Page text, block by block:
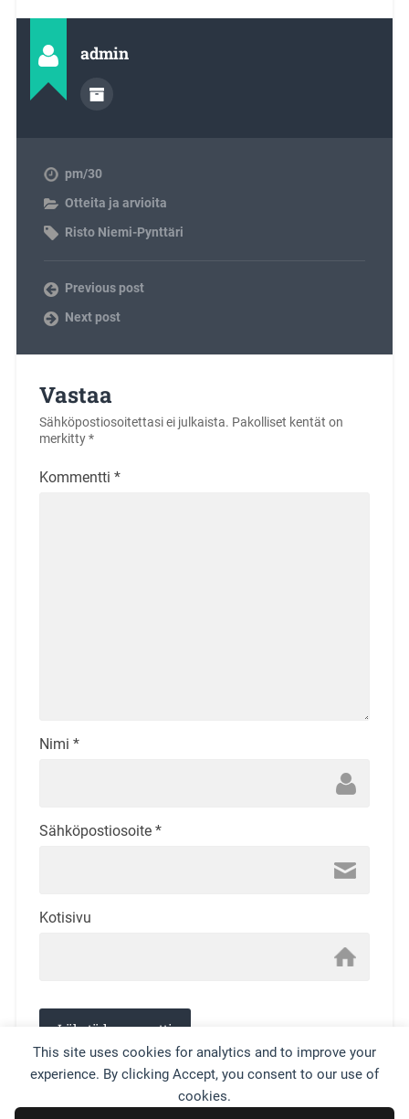
This site uses cookies for analytics and to improve your
experience. By clicking Accept, you consent to our use of
cookies.
admin
pm/30
Otteita ja arvioita
Risto Niemi-Pynttäri
Previous post
Next post
Vastaa
Sähköpostiosoitettasi ei julkaista. Pakolliset kentät on
merkitty*
Kommentti *
Nimi *
Sähköpostiosoite *
Kotisivu
This site uses Akismet to reduce spam.
comment data is processed.